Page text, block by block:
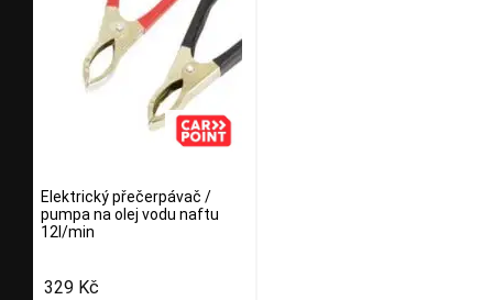
Elektrický přečerpávač /
pumpa na olej vodu naftu
12l/min
329 Kč